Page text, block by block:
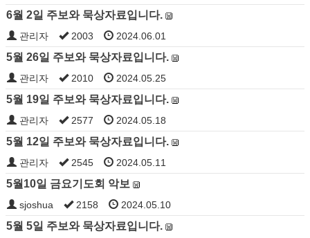
6월 2일 주보와 묵상자료입니다.
관리자 2003 2024.06.01
5월 26일 주보와 묵상자료입니다.
관리자 2010 2024.05.25
5월 19일 주보와 묵상자료입니다.
관리자 2577 2024.05.18
5월 12일 주보와 묵상자료입니다.
관리자 2545 2024.05.11
5월10일 금요기도회 악보
sjoshua 2158 2024.05.10
5월 5일 주보와 묵상자료입니다.